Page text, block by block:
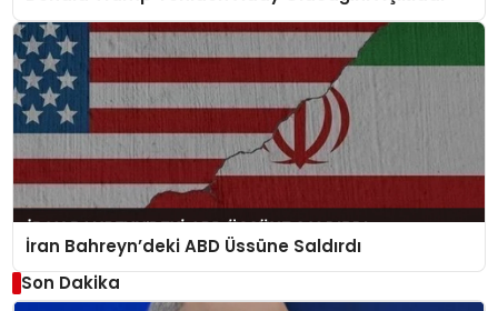
İran Bahreyn’deki ABD Üssüne Saldırdı
Son Dakika